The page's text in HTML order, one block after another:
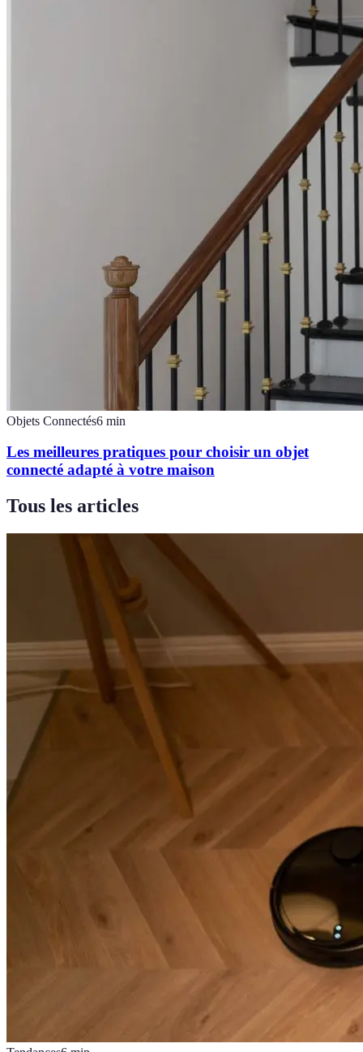
Objets Connectés6 min
Les meilleures pratiques pour choisir un objet
connecté adapté à votre maison
Tous les articles